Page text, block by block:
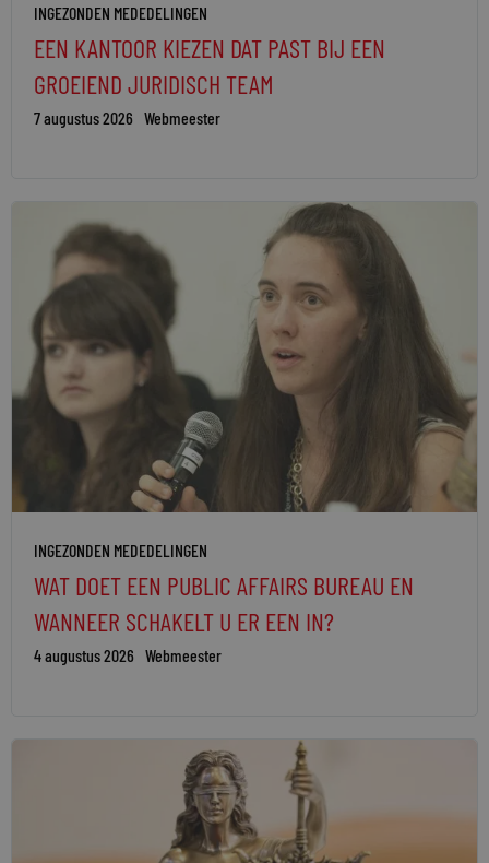
INGEZONDEN MEDEDELINGEN
EEN KANTOOR KIEZEN DAT PAST BIJ EEN
GROEIEND JURIDISCH TEAM
7 augustus 2026 Webmeester
INGEZONDEN MEDEDELINGEN
WAT DOET EEN PUBLIC AFFAIRS BUREAU EN
WANNEER SCHAKELT U ER EEN IN?
4 augustus 2026 Webmeester